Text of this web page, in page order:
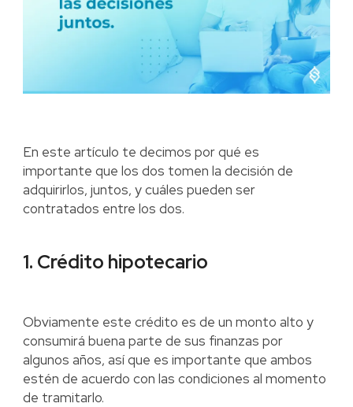
En este artículo te decimos por qué es
importante que los dos tomen la decisión de
adquirirlos, juntos, y cuáles pueden ser
contratados entre los dos.
1. Crédito hipotecario
Obviamente este crédito es de un monto alto y
consumirá buena parte de sus finanzas por
algunos años, así que es importante que ambos
estén de acuerdo con las condiciones al momento
de tramitarlo.